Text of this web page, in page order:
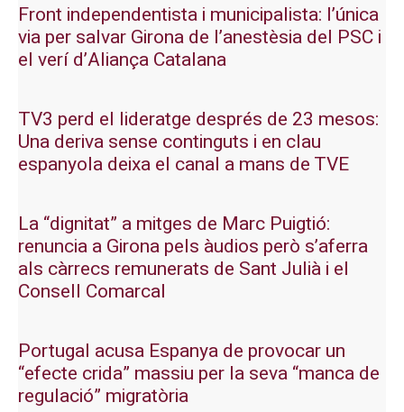
Front independentista i municipalista: l’única
via per salvar Girona de l’anestèsia del PSC i
el verí d’Aliança Catalana
TV3 perd el lideratge després de 23 mesos:
Una deriva sense continguts i en clau
espanyola deixa el canal a mans de TVE
La “dignitat” a mitges de Marc Puigtió:
renuncia a Girona pels àudios però s’aferra
als càrrecs remunerats de Sant Julià i el
Consell Comarcal
Portugal acusa Espanya de provocar un
“efecte crida” massiu per la seva “manca de
regulació” migratòria